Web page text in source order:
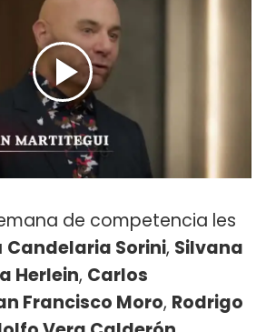
de competencia les
Candelaria Sorini, Silvana
Herlein, Carlos
Francisco Moro, Rodrigo